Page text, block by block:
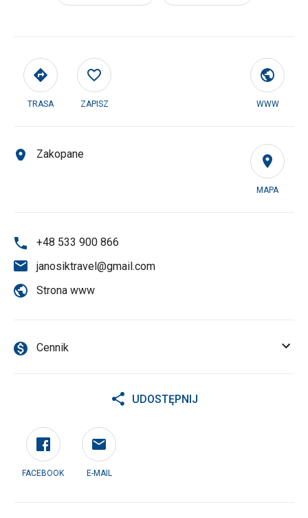
TRASA ZAPISZ WWW
MAPA
Zakopane
+48 533 900 866
janosiktravel@gmail.com
Strona www
Cennik
UDOSTĘPNIJ
FACEBOOK E-MAIL